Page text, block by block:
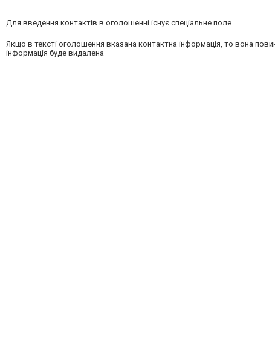
Для введення контактів в оголошенні існує спеціальне поле.
Якщо в тексті оголошення вказана контактна інформація, то вона
інформація буде видалена